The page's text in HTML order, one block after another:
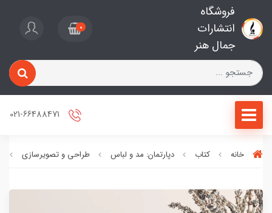
فروشگاه
انتشارات
جمال هنر
0
خانه کتاب دپارتمان: مد و لباس طراحی و تصویرسازی